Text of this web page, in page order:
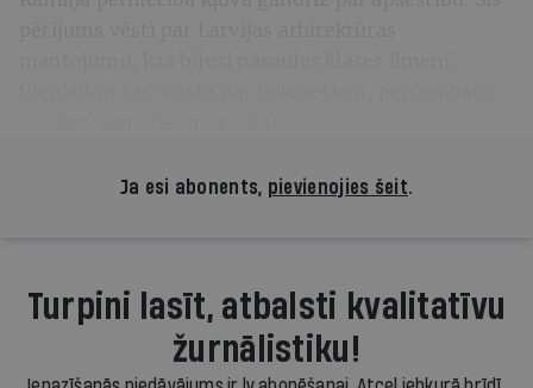
Ja esi abonents, pievienojies šeit.
Turpini lasīt, atbalsti kvalitatīvu
žurnālistiku!